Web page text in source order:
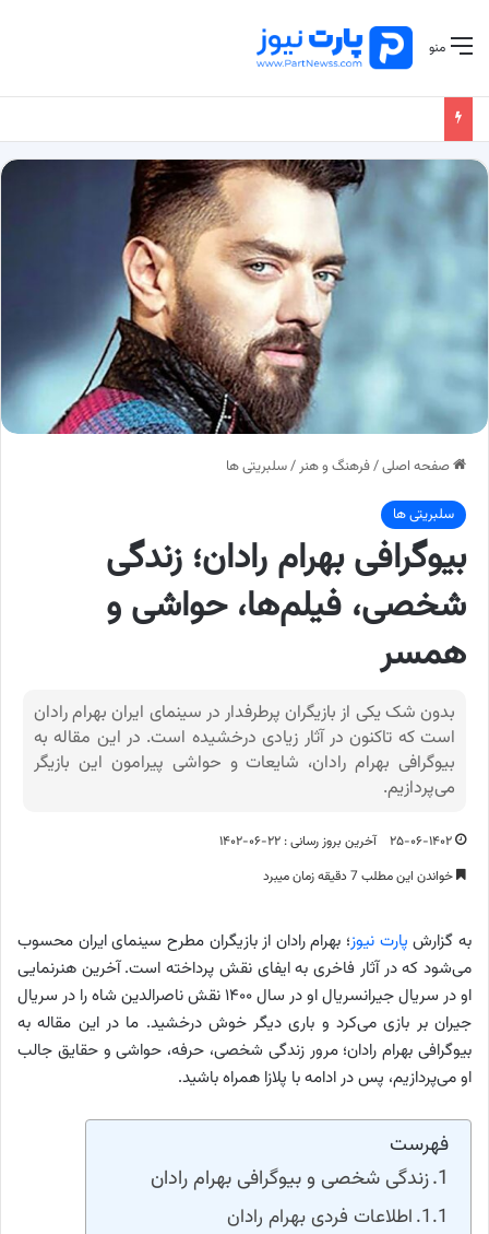
منو
صفحه اصلی/فرهنگ و هنر/سلبریتی ها
سلبریتی ها
بیوگرافی بهرام رادان؛ زندگی
شخصی، فیلم‌ها، حواشی و
همسر
بدون شک یکی از بازیگران پرطرفدار در سینمای ایران بهرام رادان
است که تاکنون در آثار زیادی درخشیده است. در این مقاله به
بیوگرافی بهرام رادان، شایعات و حواشی پیرامون این بازیگر
می‌پردازیم.
۲۵-۰۶-۱۴۰۲
آخرین بروز رسانی : ۲۲-۰۶-۱۴۰۲
خواندن این مطلب 7 دقیقه زمان میبرد
به گزارش پارت نیوز؛ بهرام رادان از بازیگران مطرح سینمای ایران محسوب
می‌شود که در آثار فاخری به ایفای نقش پرداخته است. آخرین هنرنمایی
او در سریال جیرانسریال او در سال ۱۴۰۰ نقش ناصرالدین شاه را در سریال
جیران بر بازی می‌کرد و باری دیگر خوش درخشید. ما در این مقاله به
بیوگرافی بهرام رادان؛ مرور زندگی شخصی، حرفه، حواشی و حقایق جالب
او می‌پردازیم، پس در ادامه با پلازا همراه باشید.
فهرست
زندگی شخصی و بیوگرافی بهرام رادان
اطلاعات فردی بهرام رادان